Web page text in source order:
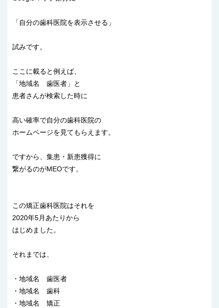
「自分の歯科医院を表示させる」
試みです。
ここに載ると例えば、
「地域名 歯医者」と
患者さんが検索した時に
高い確率で自分の歯科医院の
ホームページを見てもらえます。
ですから、集患・新患獲得に
繋がるのがMEOです。
この矯正歯科医院はそれを
2020年5月あたりから
はじめました。
それまでは、
・地域名 歯医者
・地域名 歯科
・地域名 矯正